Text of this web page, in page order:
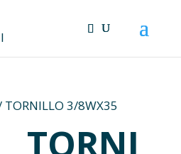
TORNILLO 3/8WX35
TORNI